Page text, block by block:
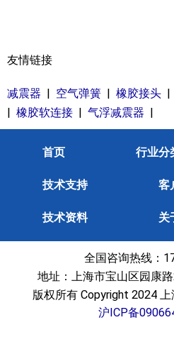
友情链接
减震器 空气弹簧 橡胶接头
橡胶软连接 气浮减震器
首页 行业分
技术支持 客
技术资料 关
全国咨询热线：
地址：上海市宝山区园康
版权所有 Copyright 2024
沪ICP备